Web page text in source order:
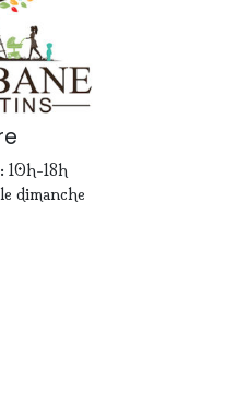
10h-18h
dimanche